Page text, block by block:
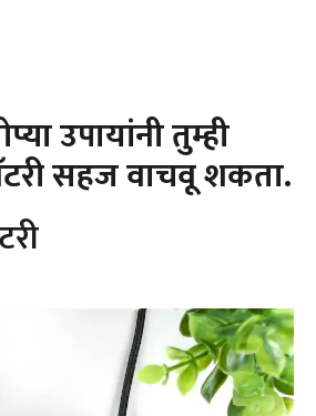
उपायांनी तुम्ही
सहज वाचवू शकता.